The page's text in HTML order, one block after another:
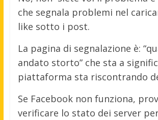
che segnala problemi nel
like sotto i post.
La pagina di segnalazione è:
andato storto” che sta a
piattaforma sta riscontrando
Se Facebook non funziona,
verificare lo stato dei server